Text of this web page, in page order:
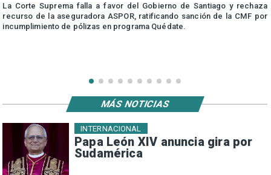
La Corte Suprema falla a favor del Gobierno de Santiago y rechaza
recurso de la aseguradora ASPOR, ratificando sanción de la CMF por
incumplimiento de pólizas en programa Quédate.
Papa León XIV anuncia gira por
Sudamérica
INTERNACIONAL
MÁS NOTICIAS